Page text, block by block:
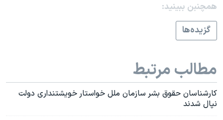
همچنبن ببینید:
گزيده‌ها
مطالب مرتبط
کارشناسان حقوق بشر سازمان ملل خواستار خويشتنداری دولت
نپال شدند